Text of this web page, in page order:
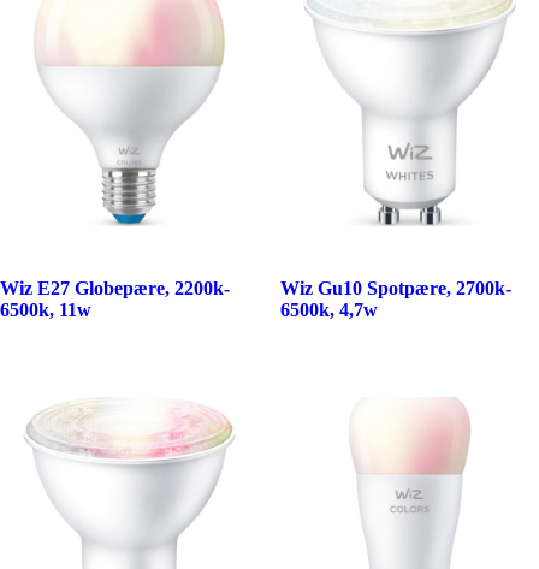
Wiz E27 Globepære, 2200k-
6500k, 11w
Wiz Gu10 Spotpære, 2700k-
6500k, 4,7w